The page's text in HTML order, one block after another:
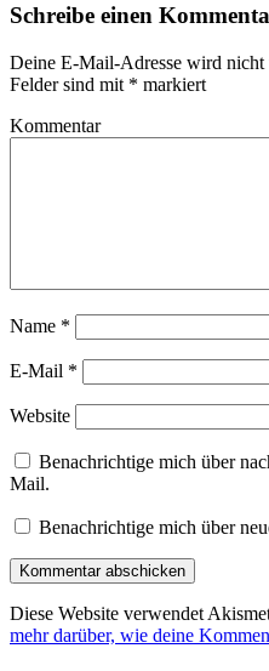
Verschlagwortet
featured
Schreibe einen
Deine E-Mail-Adresse wird
Felder sind mit * markiert
Kommentar
Name *
E-Mail *
Website
Benachrichtige mich über
Mail.
Benachrichtige mich über
Diese Website verwendet
mehr darüber, wie deine